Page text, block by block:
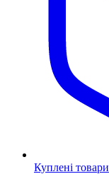
Куплені товари